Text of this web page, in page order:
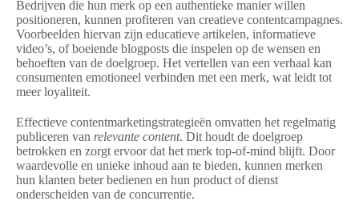
Bedrijven die hun merk op een authentieke manier willen
positioneren, kunnen profiteren van creatieve contentcampagnes.
Voorbeelden hiervan zijn educatieve artikelen, informatieve
video’s, of boeiende blogposts die inspelen op de wensen en
behoeften van de doelgroep. Het vertellen van een verhaal kan
consumenten emotioneel verbinden met een merk, wat leidt tot
meer loyaliteit.
Effectieve contentmarketingstrategieën omvatten het regelmatig
publiceren van relevante content. Dit houdt de doelgroep
betrokken en zorgt ervoor dat het merk top-of-mind blijft. Door
waardevolle en unieke inhoud aan te bieden, kunnen merken
hun klanten beter bedienen en hun product of dienst
onderscheiden van de concurrentie.